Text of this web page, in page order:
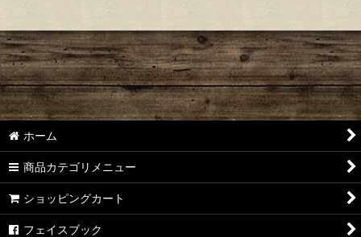
ホーム
商品カテゴリメニュー
ショッピングカート
フェイスブック